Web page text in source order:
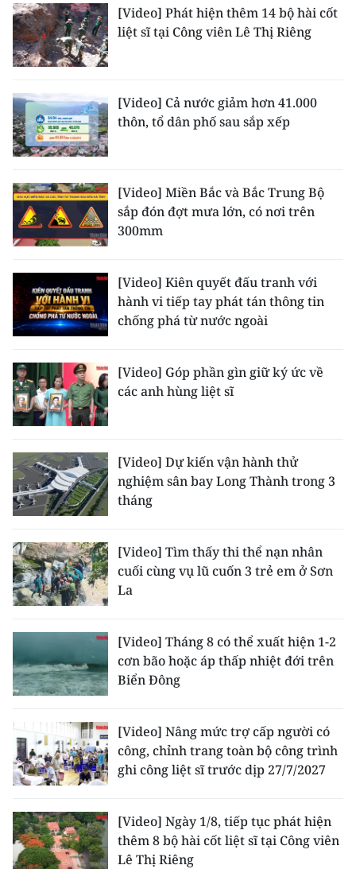
ENGLISH
中文
РУССКИЙ
한국어
[Video] Phát hiện thêm 14 bộ hài cốt
liệt sĩ tại Công viên Lê Thị Riêng
[Video] Cả nước giảm hơn 41.000
thôn, tổ dân phố sau sắp xếp
[Video] Miền Bắc và Bắc Trung Bộ
sắp đón đợt mưa lớn, có nơi trên
300mm
[Video] Kiên quyết đấu tranh với
hành vi tiếp tay phát tán thông tin
chống phá từ nước ngoài
[Video] Góp phần gìn giữ ký ức về
các anh hùng liệt sĩ
[Video] Dự kiến vận hành thử
nghiệm sân bay Long Thành trong 3
tháng
[Video] Tìm thấy thi thể nạn nhân
cuối cùng vụ lũ cuốn 3 trẻ em ở Sơn
La
[Video] Tháng 8 có thể xuất hiện 1-2
cơn bão hoặc áp thấp nhiệt đới trên
Biển Đông
[Video] Nâng mức trợ cấp người có
công, chỉnh trang toàn bộ công trình
ghi công liệt sĩ trước dịp 27/7/2027
[Video] Ngày 1/8, tiếp tục phát hiện
thêm 8 bộ hài cốt liệt sĩ tại Công viên
Lê Thị Riêng